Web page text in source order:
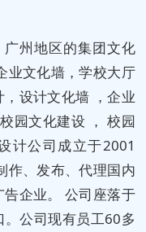
州地区的集团文化
业文化墙，学校大厅
设计文化墙 ，企业
园文化建设 ， 校园
计公司成立于2001
作、发布、代理国内
企业。 公司座落于
公司现有员工60多